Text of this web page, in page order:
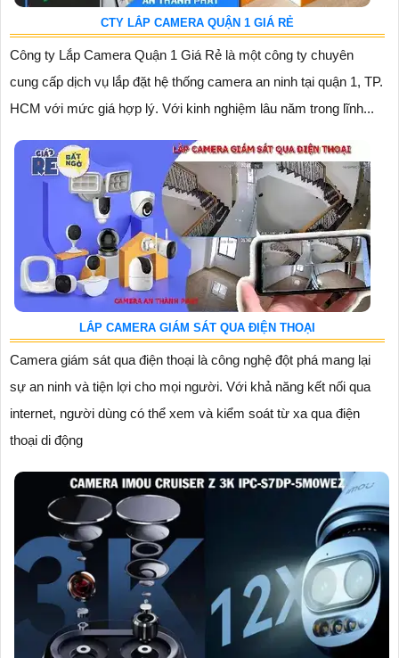
CTY LẮP CAMERA QUẬN 1 GIÁ RẺ
Công ty Lắp Camera Quận 1 Giá Rẻ là một công ty chuyên
cung cấp dịch vụ lắp đặt hệ thống camera an ninh tại quận 1, TP.
HCM với mức giá hợp lý. Với kinh nghiệm lâu năm trong lĩnh...
LẮP CAMERA GIÁM SÁT QUA ĐIỆN THOẠI
Camera giám sát qua điện thoại là công nghệ đột phá mang lại
sự an ninh và tiện lợi cho mọi người. Với khả năng kết nối qua
internet, người dùng có thể xem và kiểm soát từ xa qua điện
thoại di động